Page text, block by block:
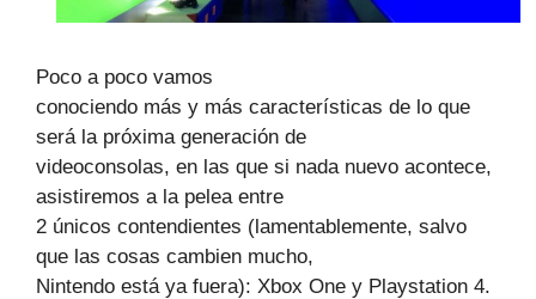
Poco a poco vamos
conociendo más y más características de lo que
será la próxima generación de
videoconsolas, en las que si nada nuevo acontece,
asistiremos a la pelea entre
2 únicos contendientes (lamentablemente, salvo
que las cosas cambien mucho,
Nintendo está ya fuera): Xbox One y Playstation 4.